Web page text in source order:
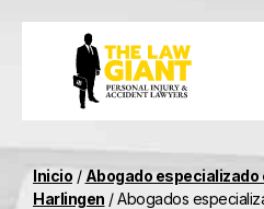
Inicio / Abogado
Harlingen /Abogados